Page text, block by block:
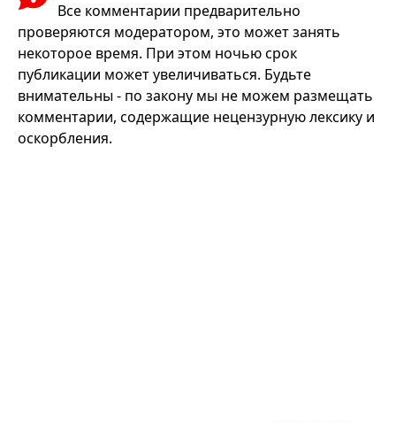
Все комментарии предварительно
проверяются модератором, это может занять
некоторое время. При этом ночью срок
публикации может увеличиваться. Будьте
внимательны - по закону мы не можем размещать
комментарии, содержащие нецензурную лексику и
оскорбления.